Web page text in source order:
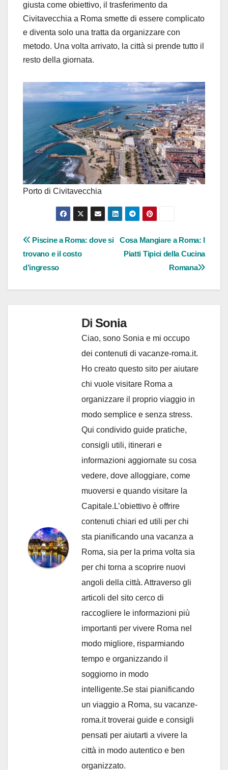
giusta come obiettivo, il trasferimento da
Civitavecchia a Roma smette di essere complicato
e diventa solo una tratta da organizzare con
metodo. Una volta arrivato, la città si prende tutto il
resto della giornata.
Porto di Civitavecchia
Navigazione
articoli
Cosa Mangiare a Roma: I
Piatti Tipici della Cucina
Romana
Piscine a Roma: dove si
trovano e il costo
d’ingresso
DiSonia
Ciao, sono Sonia e mi occupo
dei contenuti di vacanze-roma.it.
Ho creato questo sito per aiutare
chi vuole visitare Roma a
organizzare il proprio viaggio in
modo semplice e senza stress.
Qui condivido guide pratiche,
consigli utili, itinerari e
informazioni aggiornate su cosa
vedere, dove alloggiare, come
muoversi e quando visitare la
Capitale.L’obiettivo è offrire
contenuti chiari ed utili per chi
sta pianificando una vacanza a
Roma, sia per la prima volta sia
per chi torna a scoprire nuovi
angoli della città. Attraverso gli
articoli del sito cerco di
raccogliere le informazioni più
importanti per vivere Roma nel
modo migliore, risparmiando
tempo e organizzando il
soggiorno in modo
intelligente.Se stai pianificando
un viaggio a Roma, su vacanze-
roma.it troverai guide e consigli
pensati per aiutarti a vivere la
città in modo autentico e ben
organizzato.